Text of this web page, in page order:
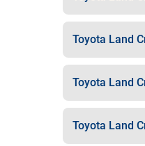
Toyota Land
Toyota Land
Toyota Land